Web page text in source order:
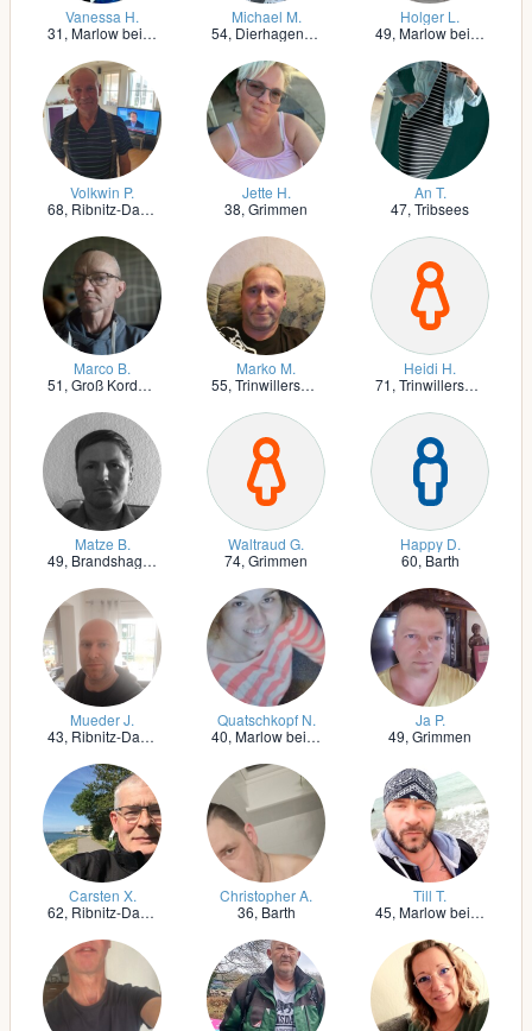
Vanessa H.
31, Marlow bei Ribnitz-Damgarten
Michael M.
54, Dierhagen, Ostseebad
Holger L.
49, Marlow bei Ribnitz-Damgarten
Volkwin P.
68, Ribnitz-Damgarten
Jette H.
38, Grimmen
An T.
47, Tribsees
Marco B.
51, Groß Kordshagen
Marko M.
55, Trinwillershagen
Heidi H.
71, Trinwillershagen
Matze B.
49, Brandshagen
Waltraud G.
74, Grimmen
Happy D.
60, Barth
Mueder J.
43, Ribnitz-Damgarten
Quatschkopf N.
40, Marlow bei Ribnitz-Damgarten
Ja P.
49, Grimmen
Carsten X.
62, Ribnitz-Damgarten
Christopher A.
36, Barth
Till T.
45, Marlow bei Ribnitz-Damgarten